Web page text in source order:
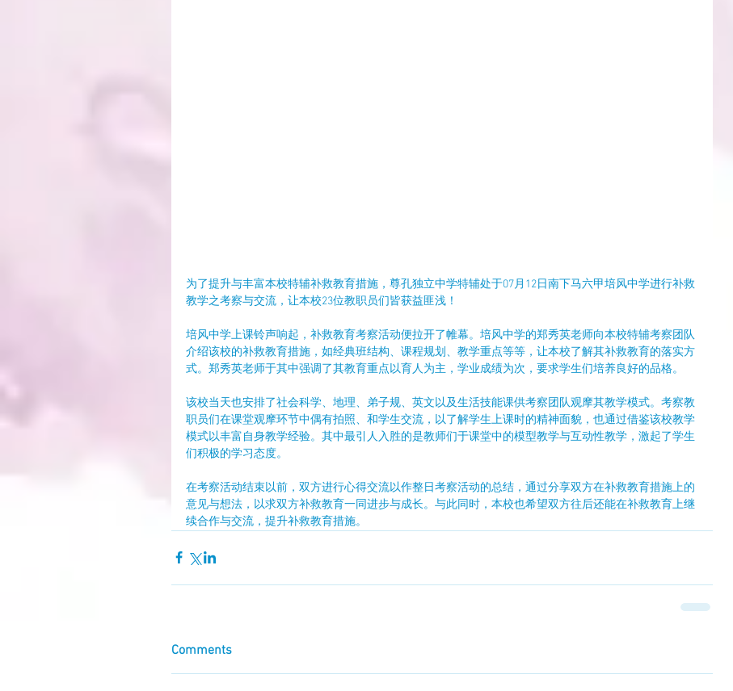
为了提升与丰富本校特辅补救教育措施，尊孔独立中学特辅处于07月12日南下马六甲培风中学进行补救
教学之考察与交流，让本校23位教职员们皆获益匪浅！
培风中学上课铃声响起，补救教育考察活动便拉开了帷幕。培风中学的郑秀英老师向本校特辅考察团队
介绍该校的补救教育措施，如经典班结构、课程规划、教学重点等等，让本校了解其补救教育的落实方
式。郑秀英老师于其中强调了其教育重点以育人为主，学业成绩为次，要求学生们培养良好的品格。
该校当天也安排了社会科学、地理、弟子规、英文以及生活技能课供考察团队观摩其教学模式。考察教
职员们在课堂观摩环节中偶有拍照、和学生交流，以了解学生上课时的精神面貌，也通过借鉴该校教学
模式以丰富自身教学经验。其中最引人入胜的是教师们于课堂中的模型教学与互动性教学，激起了学生
们积极的学习态度。
在考察活动结束以前，双方进行心得交流以作整日考察活动的总结，通过分享双方在补救教育措施上的
意见与想法，以求双方补救教育一同进步与成长。与此同时，本校也希望双方往后还能在补救教育上继
续合作与交流，提升补救教育措施。
Comments